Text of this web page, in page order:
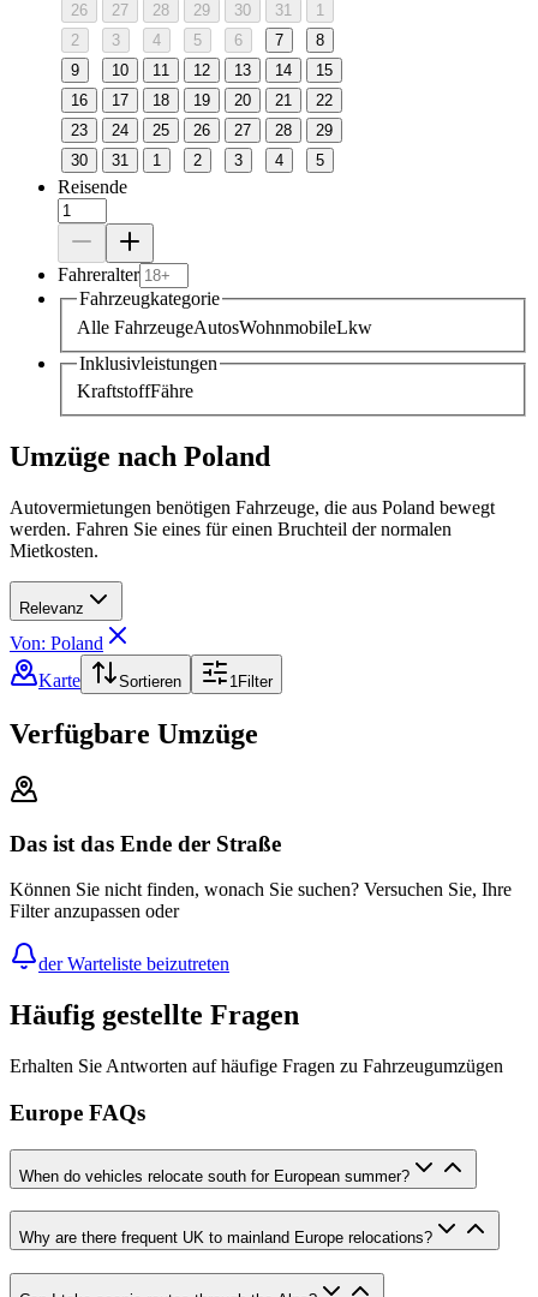
26 27 28 29 30 31
1
2
3 4 5 6 7
8
9
10 11 12 13 14
15
16
17 18 19 20 21
22
23
24 25 26 27 28
29
30
31 1 2 3 4 5
Reisende
Fahreralter
Fahrzeugkategorie
Alle FahrzeugeAutosWohnmobileLkw
Inklusivleistungen
KraftstoffFähre
Umzüge nach Poland
Autovermietungen benötigen Fahrzeuge, die aus Poland bewegt
werden. Fahren Sie eines für einen Bruchteil der normalen
Mietkosten.
Relevanz
Von: Poland
Karte
Sortieren 1Filter
Verfügbare Umzüge
Das ist das Ende der Straße
Können Sie nicht finden, wonach Sie suchen? Versuchen Sie, Ihre
Filter anzupassen oder
der Warteliste beizutreten
Häufig gestellte Fragen
Erhalten Sie Antworten auf häufige Fragen zu Fahrzeugumzügen
Europe FAQs
When do vehicles relocate south for European summer?
Why are there frequent UK to mainland Europe relocations?